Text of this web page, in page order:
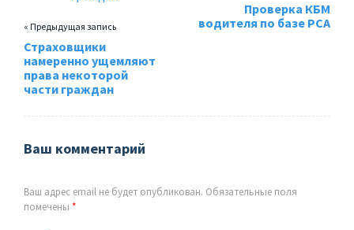
« Предыдущая запись
Страховщики
намеренно ущемляют
права некоторой
части граждан
Проверка КБМ
водителя по базе РСА
Ваш комментарий
Ваш адрес email не будет опубликован. Обязательные поля
помечены *